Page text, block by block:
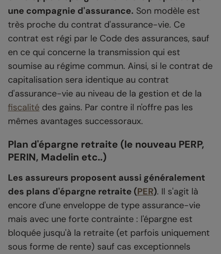
une compagnie d'assurance. Son modèle est
très proche du contrat d'assurance-vie. Ce
contrat est régi par le Code des assurances, sauf
en ce qui concerne la transmission qui est
soumise au régime commun. Ainsi, si le contrat de
capitalisation sera identique au contrat
d'assurance-vie au niveau de la gestion et de la
fiscalité des gains. Par contre il n'offre pas les
mêmes avantages successoraux.
Plan d'épargne retraite (le nouveau PERP,
PERIN, Madelin etc..)
Les assureurs proposent aussi généralement
des plans d'épargne retraite (PER). Il s'agit là
encore d'une enveloppe de type assurance-vie
mais avec une forte contrainte : l'épargne est
bloquée jusqu'à la retraite (et parfois uniquement
sous forme de rente) sauf cas exceptionnels